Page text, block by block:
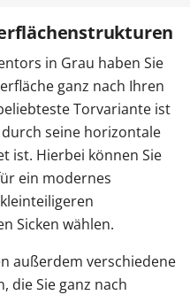
in Grau haben Sie
ganz nach Ihren
Torvariante ist
seine horizontale
ist. Hierbei können Sie
ein modernes
Sicken wählen.
außerdem verschiedene
die Sie ganz nach